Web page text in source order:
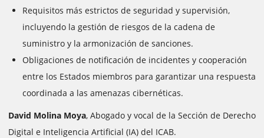
Requisitos más estrictos de seguridad y supervisión,
incluyendo la gestión de riesgos de la cadena de
suministro y la armonización de sanciones.
Obligaciones de notificación de incidentes y cooperación
entre los Estados miembros para garantizar una respuesta
coordinada a las amenazas cibernéticas.
David Molina Moya, Abogado y vocal de la Sección de Derecho
Digital e Inteligencia Artificial (IA) del ICAB.